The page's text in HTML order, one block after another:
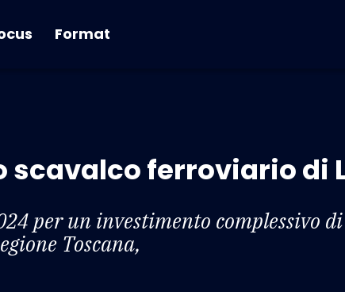
Format
scavalco ferroviario di
per un investimento complessivo
Toscana,